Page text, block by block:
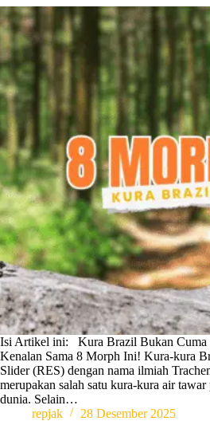
Isi Artikel ini: Kura Brazil Bukan Cuma
Kenalan Sama 8 Morph Ini! Kura-kura
Slider (RES) dengan nama ilmiah
merupakan salah satu kura-kura air
dunia. Selain…
repjak
28 Desember 2025